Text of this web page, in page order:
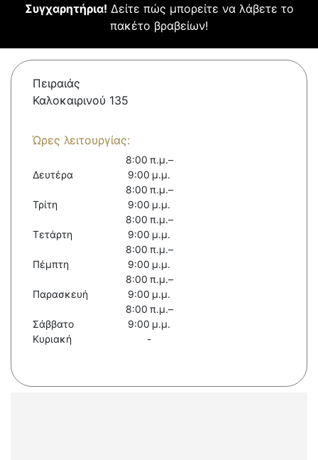
Συγχαρητήρια! Δείτε πώς μπορείτε να λάβετε το
πακέτο βραβείων!
Πειραιάς
Καλοκαιρινού 135
Ώρες λειτουργίας:
Δευτέρα
8:00 π.μ.–
9:00 μ.μ.
Τρίτη
8:00 π.μ.–
9:00 μ.μ.
Τετάρτη
8:00 π.μ.–
9:00 μ.μ.
Πέμπτη
8:00 π.μ.–
9:00 μ.μ.
Παρασκευή
8:00 π.μ.–
9:00 μ.μ.
Σάββατο
8:00 π.μ.–
9:00 μ.μ.
Κυριακή
-